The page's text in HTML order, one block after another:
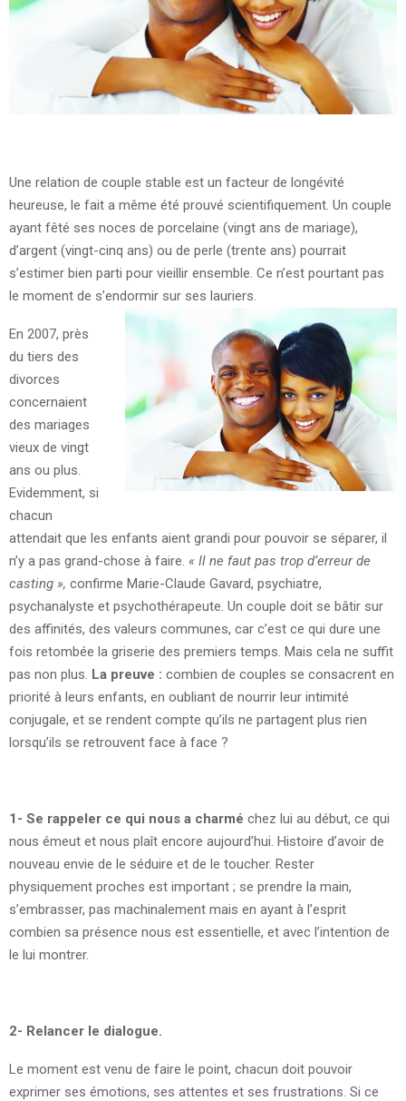
Une relation de couple stable est un facteur de longévité
heureuse, le fait a même été prouvé scientifiquement. Un couple
ayant fêté ses noces de porcelaine (vingt ans de mariage),
d’argent (vingt-cinq ans) ou de perle (trente ans) pourrait
s’estimer bien parti pour vieillir ensemble. Ce n’est pourtant pas
le moment de s’endormir sur ses lauriers.
En 2007, près
du tiers des
divorces
concernaient
des mariages
vieux de vingt
ans ou plus.
Evidemment, si
chacun
attendait que les enfants aient grandi pour pouvoir se séparer, il
n’y a pas grand-chose à faire. « Il ne faut pas trop d’erreur de
casting », confirme Marie-Claude Gavard, psychiatre,
psychanalyste et psychothérapeute. Un couple doit se bâtir sur
des affinités, des valeurs communes, car c’est ce qui dure une
fois retombée la griserie des premiers temps. Mais cela ne suffit
pas non plus. La preuve : combien de couples se consacrent en
priorité à leurs enfants, en oubliant de nourrir leur intimité
conjugale, et se rendent compte qu’ils ne partagent plus rien
lorsqu’ils se retrouvent face à face ?
1- Se rappeler ce qui nous a charmé chez lui au début, ce qui
nous émeut et nous plaît encore aujourd’hui. Histoire d’avoir de
nouveau envie de le séduire et de le toucher. Rester
physiquement proches est important ; se prendre la main,
s’embrasser, pas machinalement mais en ayant à l’esprit
combien sa présence nous est essentielle, et avec l’intention de
le lui montrer.
2- Relancer le dialogue.
Le moment est venu de faire le point, chacun doit pouvoir
exprimer ses émotions, ses attentes et ses frustrations. Si ce